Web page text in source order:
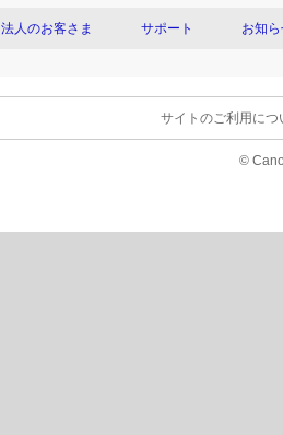
法人のお客さま サポート お知
サイトのご利用につ
©